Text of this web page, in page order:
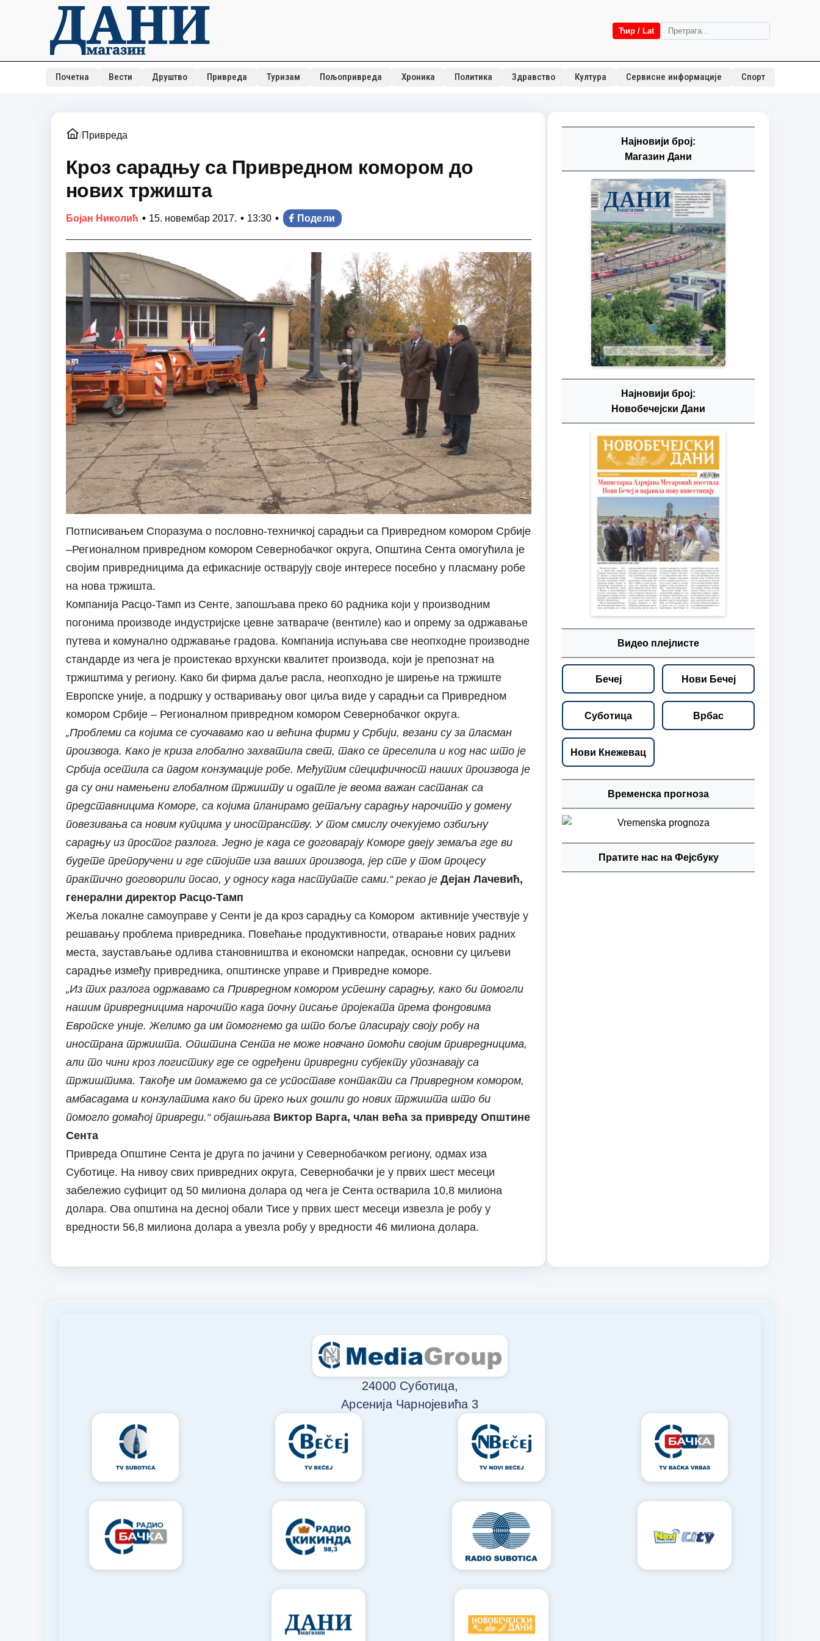
Ћир / Lat
Почетна Вести Друштво Привреда Туризам Пољопривреда Хроника Политика Здравство Култура Сервисне информације Спорт
/Привреда
Кроз сарадњу са Привредном комором до
нових тржишта
Бојан Николић • 15. новембар 2017. • 13:30 • Подели
Потписивањем Споразума о пословно-техничкој сарадњи са Привредном комором Србије
–Регионалном привредном комором Севернобачког округа, Општина Сента омогућила је
својим привредницима да ефикасније остварују своје интересе посебно у пласману робе
на нова тржишта.
Компанија Расцо-Тамп из Сенте, запошљава преко 60 радника који у производним
погонима производе индустријске цевне затвараче (вентиле) као и опрему за одржавање
путева и комунално одржавање градова. Компанија испуњава све неопходне производне
стандарде из чега је проистекао врхунски квалитет производа, који је препознат на
тржиштима у региону. Како би фирма даље расла, неопходно је ширење на тржиште
Европске уније, а подршку у остваривању овог циља виде у сарадњи са Привредном
комором Србије – Регионалном привредном комором Севернобачког округа.
„Проблеми са којима се суочавамо као и већина фирми у Србији, везани су за пласман
производа. Како је криза глобално захватила свет, тако се преселила и код нас што је
Србија осетила са падом конзумације робе. Међутим специфичност наших производа је
да су они намењени глобалном тржишту и одатле је веома важан састанак са
представницима Коморе, са којима планирамо детаљну сарадњу нарочито у домену
повезивања са новим купцима у иностранству. У том смислу очекујемо озбиљну
сарадњу из простог разлога. Једно је када се договарају Коморе двеју земаља где ви
будете препоручени и где стојите иза ваших производа, јер сте у том процесу
практично договорили посао, у односу када наступате сами.“ рекао је Дејан Лачевић,
генерални директор Расцо-Тамп
Жеља локалне самоуправе у Сенти је да кроз сарадњу са Комором активније учествује у
решавању проблема привредника. Повећање продуктивности, отварање нових радних
места, заустављање одлива становништва и економски напредак, основни су циљеви
сарадње између привредника, општинске управе и Привредне коморе.
„Из тих разлога одржавамо са Привредном комором успешну сарадњу, како би помогли
нашим привредницима нарочито када почну писање пројеката према фондовима
Европске уније. Желимо да им помогнемо да што боље пласирају своју робу на
инострана тржишта. Општина Сента не може новчано помоћи својим привредницима,
али то чини кроз логистику где се одређени привредни субјекту упознавају са
тржиштима. Такође им помажемо да се успоставе контакти са Привредном комором,
амбасадама и конзулатима како би преко њих дошли до нових тржишта што би
помогло домаћој привреди.“ објашњава Виктор Варга, члан већа за привреду Општине
Сента
Привреда Општине Сента је друга по јачини у Севернобачком региону, одмах иза
Суботице. На нивоу свих привредних округа, Севернобачки је у првих шест месеци
забележио суфицит од 50 милиона долара од чега је Сента остварила 10,8 милиона
долара. Ова општина на десној обали Тисе у првих шест месеци извезла је робу у
вредности 56,8 милиона долара а увезла робу у вредности 46 милиона долара.
Најновији број:
Магазин Дани
Најновији број:
Новобечејски Дани
Видео плејлисте
Бечеј Нови Бечеј
Суботица Врбас
Нови Кнежевац
Временска прогноза
Пратите нас на Фејсбуку
24000 Суботица,
Арсенија Чарнојевића 3